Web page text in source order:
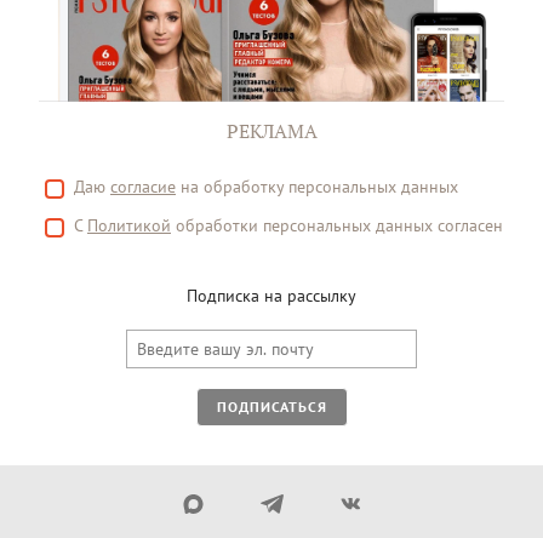
РЕКЛАМА
Даю согласие на обработку персональных данных
С Политикой обработки персональных данных согласен
Подписка на рассылку
ПОДПИСАТЬСЯ